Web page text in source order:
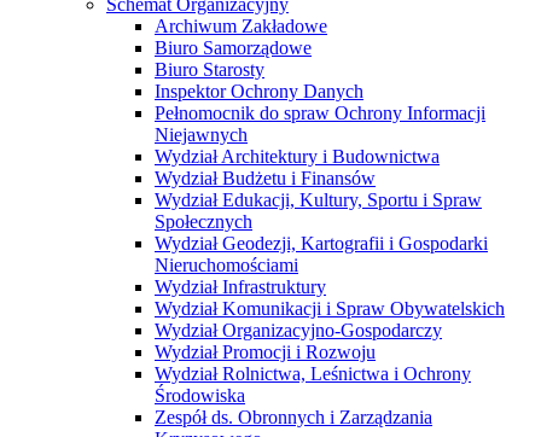
Archiwum Zakładowe
Biuro Samorządowe
Biuro Starosty
Inspektor Ochrony Danych
Pełnomocnik do spraw Ochrony Informacji
Niejawnych
Wydział Architektury i Budownictwa
Wydział Budżetu i Finansów
Wydział Edukacji, Kultury, Sportu i Spraw
Społecznych
Wydział Geodezji, Kartografii i Gospodarki
Nieruchomościami
Wydział Infrastruktury
Wydział Komunikacji i Spraw Obywatelskich
Wydział Organizacyjno-Gospodarczy
Wydział Promocji i Rozwoju
Wydział Rolnictwa, Leśnictwa i Ochrony
Środowiska
Zespół ds. Obronnych i Zarządzania